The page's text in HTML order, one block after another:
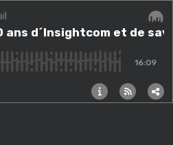
tout, 10 ans d´Insightcom et de
ans d´Insightcom et de
16:09